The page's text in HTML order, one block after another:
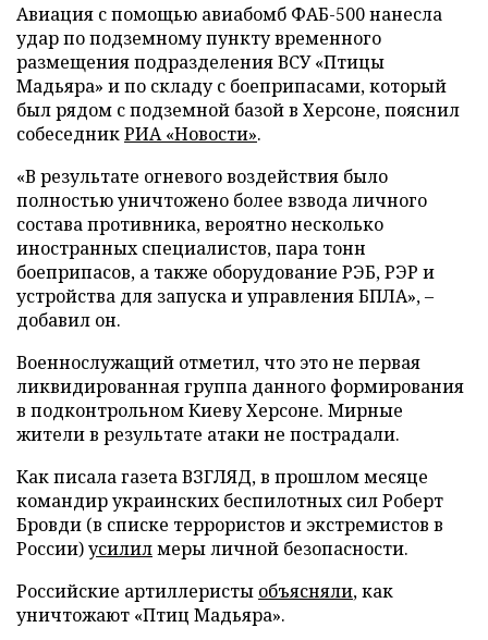
Авиация с помощью авиабомб ФАБ-500 нанесла
удар по подземному пункту временного
размещения подразделения ВСУ «Птицы
Мадьяра» и по складу с боеприпасами, который
был рядом с подземной базой в Херсоне, пояснил
собеседникРИА «Новости».
«В результате огневого воздействия было
полностью уничтожено более взвода личного
состава противника, вероятно несколько
иностранных специалистов, пара тонн
боеприпасов, а также оборудование РЭБ, РЭР и
устройства для запуска и управления БПЛА», –
добавил он.
Военнослужащий отметил, что это не первая
ликвидированная группа данного формирования
в подконтрольном Киеву Херсоне. Мирные
жители в результате атаки не пострадали.
Как писала газета ВЗГЛЯД, в прошлом месяце
командир украинских беспилотных сил Роберт
Бровди (в списке террористов и экстремистов в
России)усилилмеры личной безопасности.
Российские артиллеристы объясняли, как
уничтожают «Птиц Мадьяра».